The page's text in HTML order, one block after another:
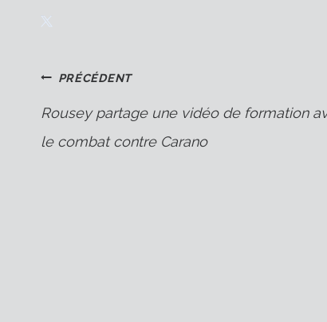
Navigation
PRÉCÉDENT
Rousey partage une vidéo de formation
le combat contre Carano